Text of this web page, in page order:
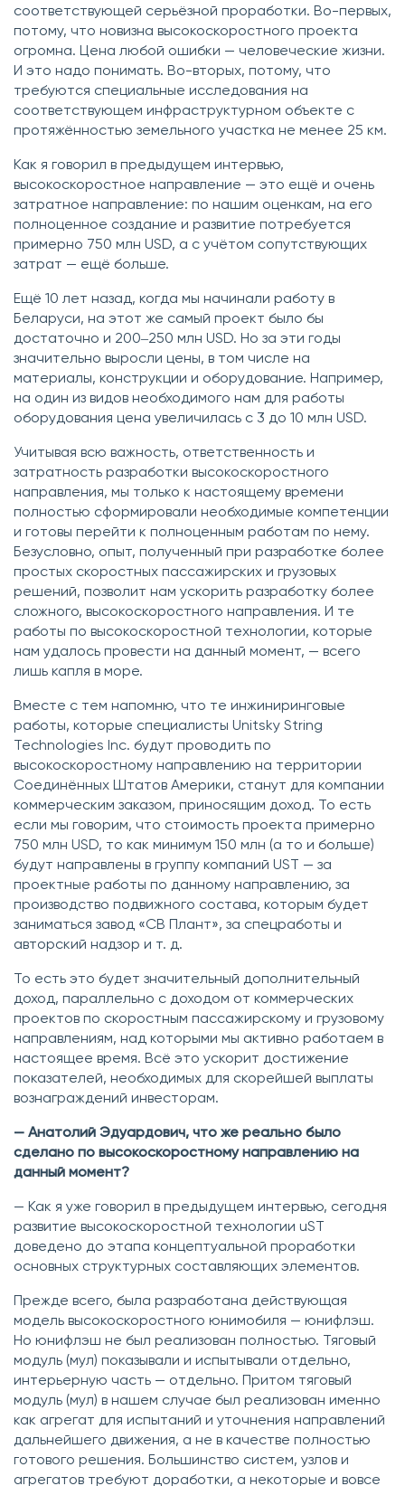
соответствующей серьёзной проработки. Во-первых,
потому, что новизна высокоскоростного проекта
огромна. Цена любой ошибки — человеческие жизни.
И это надо понимать. Во-вторых, потому, что
требуются специальные исследования на
соответствующем инфраструктурном объекте с
протяжённостью земельного участка не менее 25 км.
Как я говорил в предыдущем интервью,
высокоскоростное направление — это ещё и очень
затратное направление: по нашим оценкам, на его
полноценное создание и развитие потребуется
примерно 750 млн USD, а с учётом сопутствующих
затрат — ещё больше.
Ещё 10 лет назад, когда мы начинали работу в
Беларуси, на этот же самый проект было бы
достаточно и 200‒250 млн USD. Но за эти годы
значительно выросли цены, в том числе на
материалы, конструкции и оборудование. Например,
на один из видов необходимого нам для работы
оборудования цена увеличилась с 3 до 10 млн USD.
Учитывая всю важность, ответственность и
затратность разработки высокоскоростного
направления, мы только к настоящему времени
полностью сформировали необходимые компетенции
и готовы перейти к полноценным работам по нему.
Безусловно, опыт, полученный при разработке более
простых скоростных пассажирских и грузовых
решений, позволит нам ускорить разработку более
сложного, высокоскоростного направления. И те
работы по высокоскоростной технологии, которые
нам удалось провести на данный момент, — всего
лишь капля в море.
Вместе с тем напомню, что те инжиниринговые
работы, которые специалисты Unitsky String
Technologies Inc. будут проводить по
высокоскоростному направлению на территории
Соединённых Штатов Америки, станут для компании
коммерческим заказом, приносящим доход. То есть
если мы говорим, что стоимость проекта примерно
750 млн USD, то как минимум 150 млн (а то и больше)
будут направлены в группу компаний UST — за
проектные работы по данному направлению, за
производство подвижного состава, которым будет
заниматься завод «СВ Плант», за спецработы и
авторский надзор и т. д.
То есть это будет значительный дополнительный
доход, параллельно с доходом от коммерческих
проектов по скоростным пассажирскому и грузовому
направлениям, над которыми мы активно работаем в
настоящее время. Всё это ускорит достижение
показателей, необходимых для скорейшей выплаты
вознаграждений инвесторам.
— Анатолий Эдуардович, что же реально было
сделано по высокоскоростному направлению на
данный момент?
— Как я уже говорил в предыдущем интервью, сегодня
развитие высокоскоростной технологии uST
доведено до этапа концептуальной проработки
основных структурных составляющих элементов.
Прежде всего, была разработана действующая
модель высокоскоростного юнимобиля — юнифлэш.
Но юнифлэш не был реализован полностью. Тяговый
модуль (мул) показывали и испытывали отдельно,
интерьерную часть — отдельно. Притом тяговый
модуль (мул) в нашем случае был реализован именно
как агрегат для испытаний и уточнения направлений
дальнейшего движения, а не в качестве полностью
готового решения. Большинство систем, узлов и
агрегатов требуют доработки, а некоторые и вовсе